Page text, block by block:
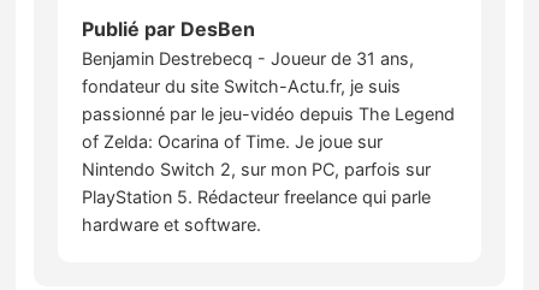
Publié par DesBen
Benjamin Destrebecq - Joueur de 31 ans,
fondateur du site Switch-Actu.fr, je suis
passionné par le jeu-vidéo depuis The Legend
of Zelda: Ocarina of Time. Je joue sur
Nintendo Switch 2, sur mon PC, parfois sur
PlayStation 5. Rédacteur freelance qui parle
hardware et software.